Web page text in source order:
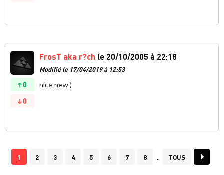
0
0
FrosT aka r?ch le 20/10/2005 à 22:18
Modifié le 17/04/2019 à 12:53
nice new:)
1 2 3 4 5 6 7 8 TOUS